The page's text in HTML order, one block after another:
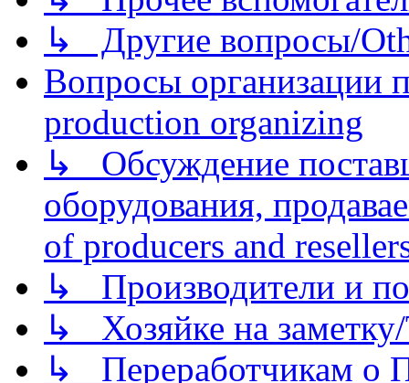
↳ Другие вопросы/
Вопросы организации
production organizing
↳ Обсуждение
оборудования,
of producers and
↳ Производители и
↳ Хозяйке на
↳ Переработчикам о